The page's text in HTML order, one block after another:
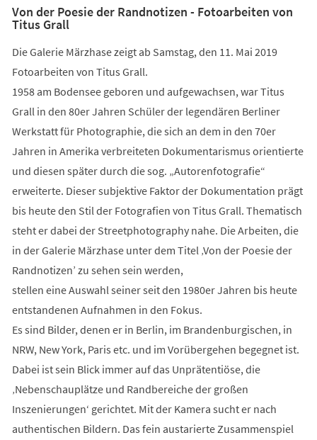
Von der Poesie der Randnotizen - Fotoarbeiten von
Titus Grall
Die Galerie Märzhase zeigt ab Samstag, den 11. Mai 2019
Fotoarbeiten von Titus Grall.
1958 am Bodensee geboren und aufgewachsen, war Titus
Grall in den 80er Jahren Schüler der legendären Berliner
Werkstatt für Photographie, die sich an dem in den 70er
Jahren in Amerika verbreiteten Dokumentarismus orientierte
und diesen später durch die sog. „Autorenfotografie“
erweiterte. Dieser subjektive Faktor der Dokumentation prägt
bis heute den Stil der Fotografien von Titus Grall. Thematisch
steht er dabei der Streetphotography nahe. Die Arbeiten, die
in der Galerie Märzhase unter dem Titel ‚Von der Poesie der
Randnotizen’ zu sehen sein werden,
stellen eine Auswahl seiner seit den 1980er Jahren bis heute
entstandenen Aufnahmen in den Fokus.
Es sind Bilder, denen er in Berlin, im Brandenburgischen, in
NRW, New York, Paris etc. und im Vorübergehen begegnet ist.
Dabei ist sein Blick immer auf das Unprätentiöse, die
‚Nebenschauplätze und Randbereiche der großen
Inszenierungen‘ gerichtet. Mit der Kamera sucht er nach
authentischen Bildern. Das fein austarierte Zusammenspiel